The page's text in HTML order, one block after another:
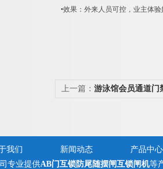
•效果：外来人员可控，业主体
上一篇： 游泳馆会员通道门
我们 新闻动态
产品中心
专业提供AB门互锁防尾随摆闸互锁闸机等